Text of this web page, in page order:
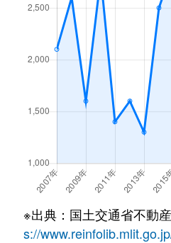
※出典：国土交通省不動
s://